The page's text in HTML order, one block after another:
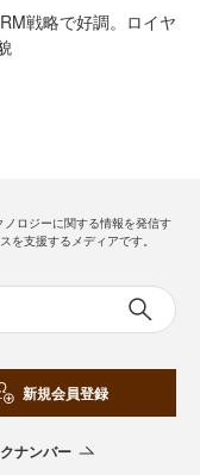
戦略で好調。ロイヤ
ロジーに関する情報を発信す
を支援するメディアです。
新規会員登録
ナンバー